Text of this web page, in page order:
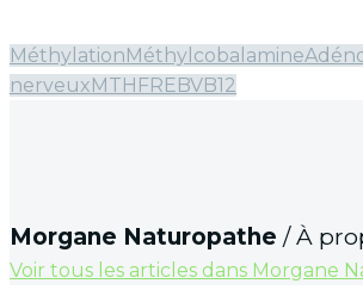
Méthylation Méthylcobalamine
nerveux MTHFR EBVB12
Morgane Naturopathe / À
Voir tous les articles dans Morgane